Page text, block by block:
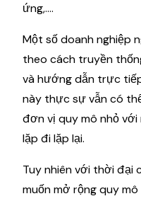
ứng,....
Một số doanh nghiệp
theo cách truyền
và hướng dẫn trực
này thực sự vẫn có
đơn vị quy mô nhỏ
lặp đi lặp lại.
Tuy nhiên với thời đại
muốn mở rộng quy